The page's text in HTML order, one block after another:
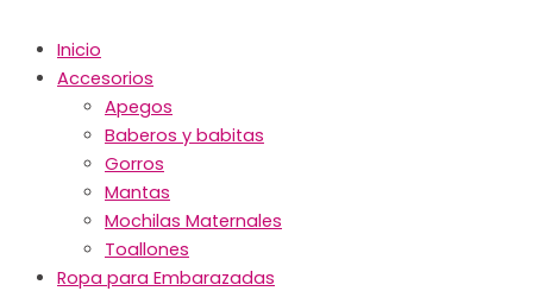
Inicio
Accesorios
Apegos
Baberos y babitas
Gorros
Mantas
Mochilas Maternales
Toallones
Ropa para Embarazadas